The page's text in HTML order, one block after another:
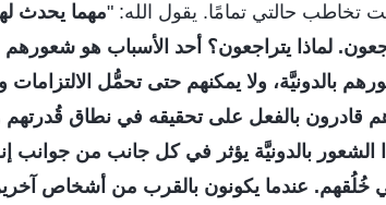
تخاطب حالتي تمامًا. يقول الله: "مهما يحدث
لماذا يتراجعون؟ أحد الأسباب هو شعورهم
بالدونيَّة، ولا يمكنهم حتى تحمُّل الالتزامات
هم قادرون بالفعل على تحقيقه في نطاق
الشعور بالدونيَّة يؤثر في كل جانب من جوانب
خُلُقهم. عندما يكونون بالقرب من أشخاص